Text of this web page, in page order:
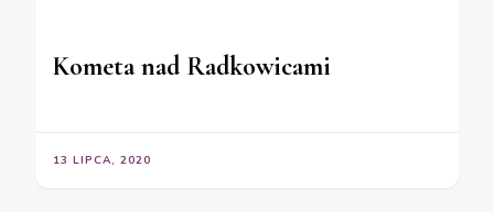
Kometa nad Radkowicami
13 LIPCA, 2020